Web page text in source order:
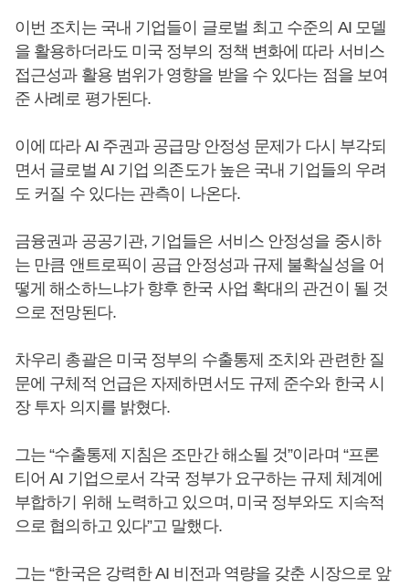
이번 조치는 국내 기업들이 글로벌 최고 수준의 AI 모델
을 활용하더라도 미국 정부의 정책 변화에 따라 서비스
접근성과 활용 범위가 영향을 받을 수 있다는 점을 보여
준 사례로 평가된다.
이에 따라 AI 주권과 공급망 안정성 문제가 다시 부각되
면서 글로벌 AI 기업 의존도가 높은 국내 기업들의 우려
도 커질 수 있다는 관측이 나온다.
금융권과 공공기관, 기업들은 서비스 안정성을 중시하
는 만큼 앤트로픽이 공급 안정성과 규제 불확실성을 어
떻게 해소하느냐가 향후 한국 사업 확대의 관건이 될 것
으로 전망된다.
차우리 총괄은 미국 정부의 수출통제 조치와 관련한 질
문에 구체적 언급은 자제하면서도 규제 준수와 한국 시
장 투자 의지를 밝혔다.
그는 “수출통제 지침은 조만간 해소될 것”이라며 “프론
티어 AI 기업으로서 각국 정부가 요구하는 규제 체계에
부합하기 위해 노력하고 있으며, 미국 정부와도 지속적
으로 협의하고 있다”고 말했다.
그는 “한국은 강력한 AI 비전과 역량을 갖춘 시장으로 앞